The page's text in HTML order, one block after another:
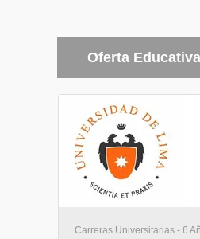
Oferta
Carreras Universitarias - 6